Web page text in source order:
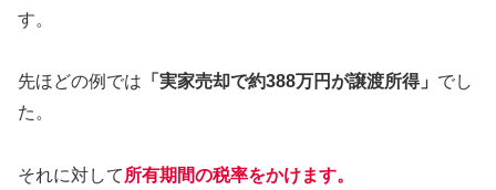
す。
先ほどの例では 「実家売却で約388万円が譲渡所得」 でし
た。
それに対して所有期間の税率をかけます。